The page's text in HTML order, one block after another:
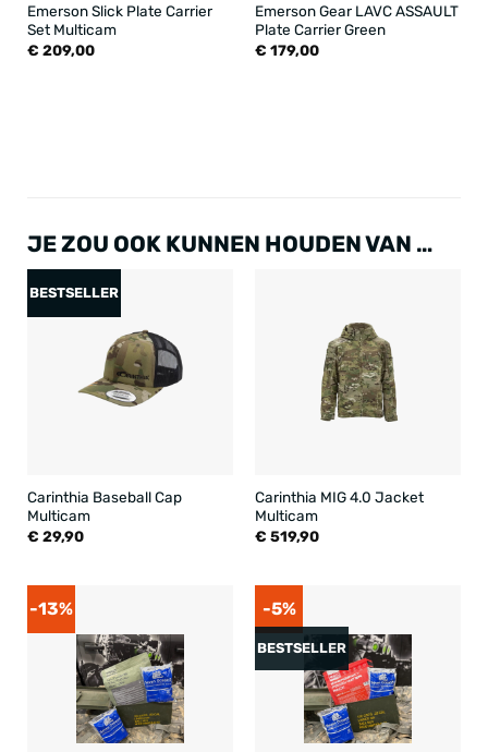
Emerson Slick Plate Carrier
Set Multicam
€ 209,00
Emerson Gear LAVC ASSAULT
Plate Carrier Green
€ 179,00
JE ZOU OOK KUNNEN HOUDEN VAN …
BESTSELLER
Carinthia Baseball Cap
Multicam
€ 29,90
Carinthia MIG 4.0 Jacket
Multicam
€ 519,90
-13% -5%
BESTSELLER